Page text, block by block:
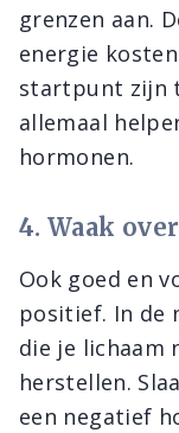
grenzen aan.
energie
startpunt zijn
allemaal
hormonen.
4. Waak
Ook goed en
positief. In de
die je lichaam
herstellen.
een negatief